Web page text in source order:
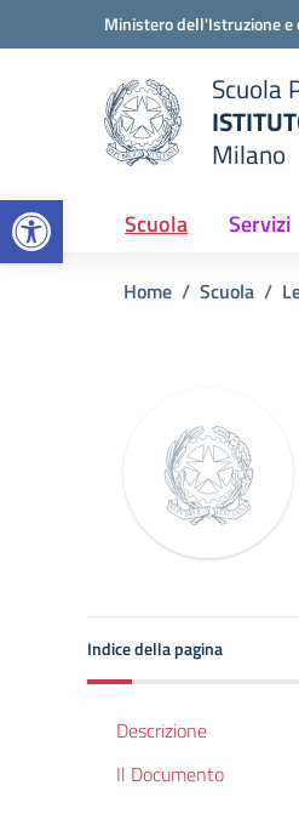
Open toolbar
Vai ai contenuti
Vai al menu di navigazione
Ministero dell'Istruzione e
scuola
Scuola
Milano
Scuola Servizi
Home Scuola
Indice della pagina
Descrizione
Il Documento